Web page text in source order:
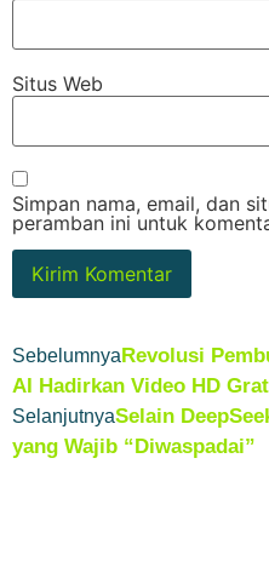
Situs Web
Simpan nama, email, dan
peramban ini untuk
SebelumnyaRevolusi
AI Hadirkan Video HD
SelanjutnyaSelain
yang Wajib “Diwaspadai”